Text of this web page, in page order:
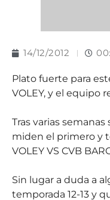
14/12/2012
Plato fuerte para
VOLEY, y el equipo
Tras varias
miden el primero y
VOLEY VS CVB
Sin lugar a duda a
temporada 12-13 y